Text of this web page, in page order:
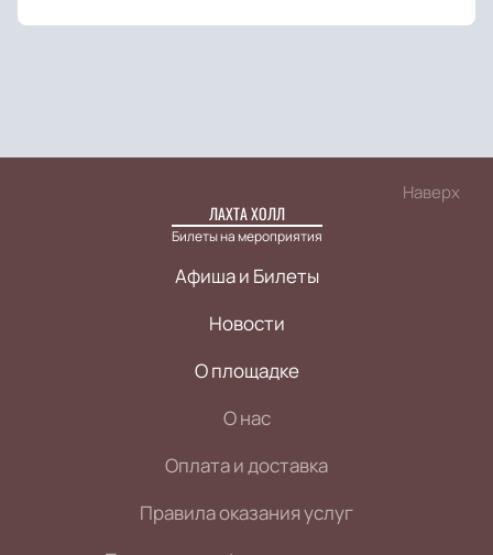
Наверх
ЛАХТА ХОЛЛ
Билеты на мероприятия
Афиша и Билеты
Новости
О площадке
О нас
Оплата и доставка
Правила оказания услуг